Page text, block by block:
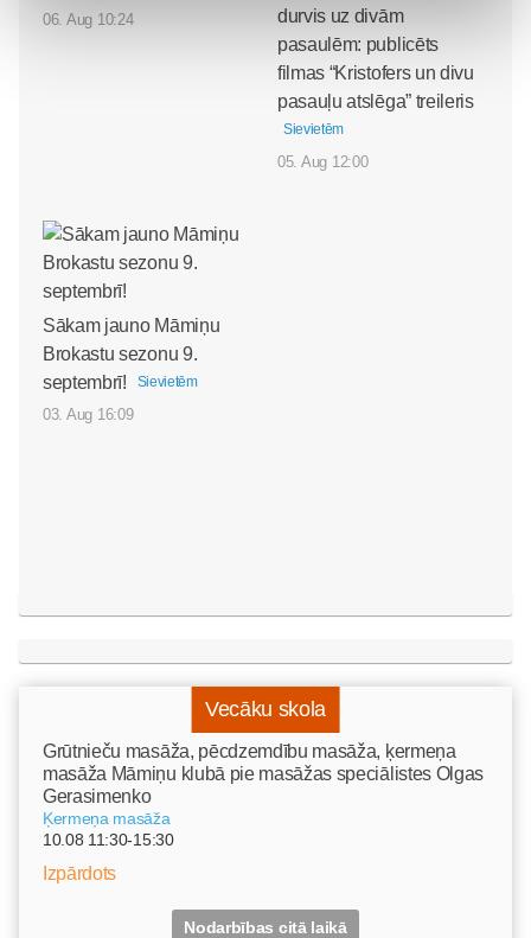
06. Aug 10:24
durvis uz divām
pasaulēm: publicēts
filmas “Kristofers un divu
pasauļu atslēga” treileris
Sievietēm
05. Aug 12:00
Sākam jauno Māmiņu
Brokastu sezonu 9.
septembrī!
Sievietēm
03. Aug 16:09
Vecāku skola
Grūtnieču masāža, pēcdzemdību masāža, ķermeņa
masāža Māmiņu klubā pie masāžas speciālistes Olgas
Gerasimenko
Ķermeņa masāža
10.08 11:30-15:30
Izpārdots
Nodarbības citā laikā